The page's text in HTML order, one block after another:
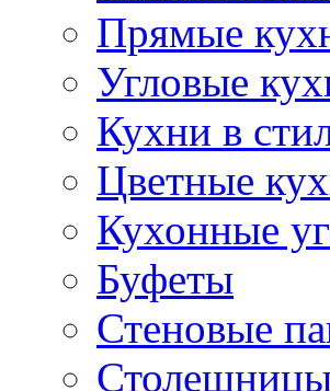
Прямые
Угловые
Кухни в
Цветные
Кухонные
Буфеты
Стеновые